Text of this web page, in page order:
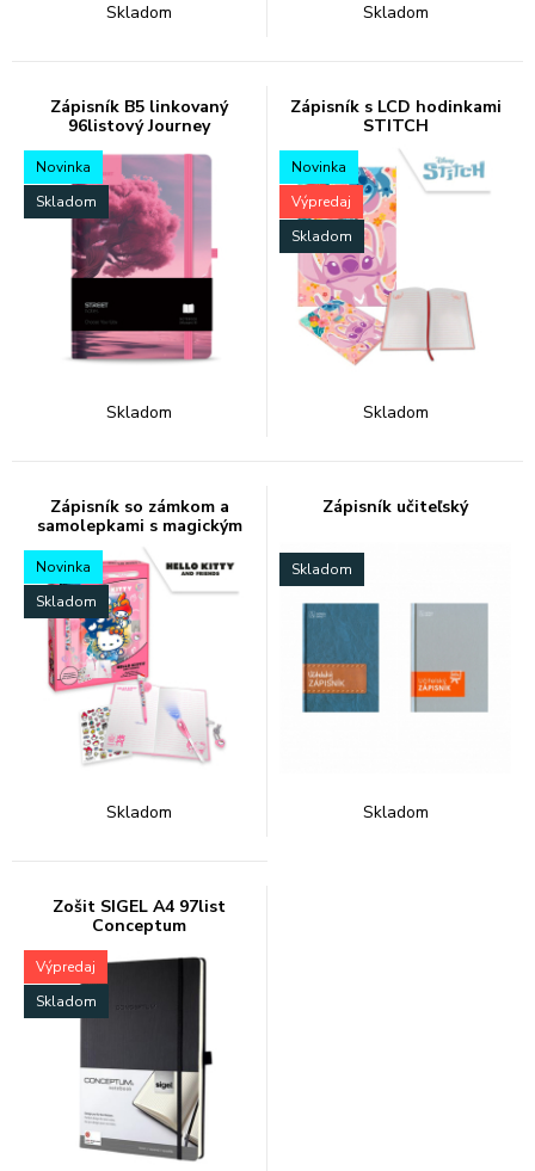
Skladom Skladom
Zápisník B5 linkovaný
96listový Journey
Novinka
Skladom
Skladom
Zápisník s LCD hodinkami
STITCH
Novinka
Výpredaj
Skladom
Skladom
Zápisník so zámkom a
samolepkami s magickým
perom Hello Kitty
Novinka
Skladom
Skladom
Zápisník učiteľský
Skladom
Skladom
Zošit SIGEL A4 97list
Conceptum
Výpredaj
Skladom